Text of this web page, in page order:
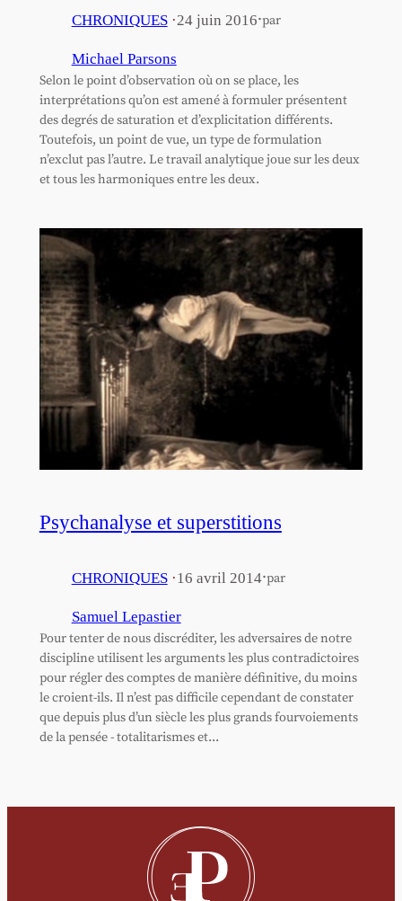
CHRONIQUES·24 juin 2016·par
Michael Parsons
Selon le point d’observation où on se place, les
interprétations qu’on est amené à formuler présentent
des degrés de saturation et d’explicitation différents.
Toutefois, un point de vue, un type de formulation
n’exclut pas l’autre. Le travail analytique joue sur les deux
et tous les harmoniques entre les deux.
Psychanalyse et superstitions
CHRONIQUES·16 avril 2014·par
Samuel Lepastier
Pour tenter de nous discréditer, les adversaires de notre
discipline utilisent les arguments les plus contradictoires
pour régler des comptes de manière définitive, du moins
le croient-ils. Il n’est pas difficile cependant de constater
que depuis plus d’un siècle les plus grands fourvoiements
de la pensée - totalitarismes et...